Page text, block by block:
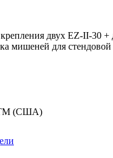
двух EZ-II-30 +
мишеней для стендовой
(США)